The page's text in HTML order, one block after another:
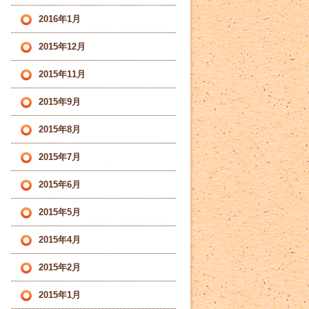
2016年1月
2015年12月
2015年11月
2015年9月
2015年8月
2015年7月
2015年6月
2015年5月
2015年4月
2015年2月
2015年1月